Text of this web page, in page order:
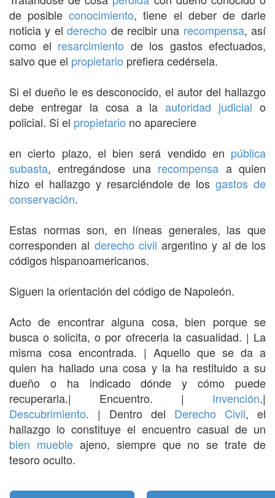
de posibleconocimiento, tiene el deber de darle
noticia y elderecho de recibir una recompensa, así
como el resarcimiento de los gastos efectuados,
salvo que el propietario prefiera cedérsela.
Si el dueño le es desconocido, el autor del hallazgo
debe entregar la cosa a laautoridad judicial o
policial. Si el propietario no apareciere
en cierto plazo, el bien será vendido en pública
subasta, entregándose una recompensa a quien
hizo el hallazgo y resarciéndole de losgastos de
conservación.
Estas normas son, en líneas generales, las que
corresponden al derecho civil argentino y al de los
códigos hispanoamericanos.
Siguen la orientación del código de Napoleón.
Acto de encontrar alguna cosa, bien porque se
busca o solicita, o por ofrecerla la casualidad. | La
misma cosa encontrada. | Aquello que se da a
quien ha hallado una cosa y la ha restituido a su
dueño o ha indicado dónde y cómo puede
recuperarla.| Encuentro. | Invención.|
Descubrimiento. | Dentro del Derecho Civil, el
hallazgo lo constituye el encuentro casual de un
bien muebleajeno, siempre que no se trate de
tesoro oculto.